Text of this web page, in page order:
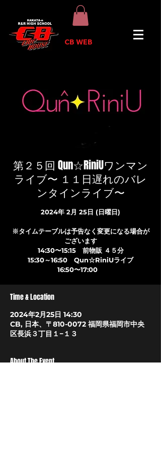
CB WEB
第２５回 Qun☆RiniUワンマン
ライブ〜 １１日遅れのバレ
ンタインライブ〜
2024年 2月 25日 (日曜日)
※タイムテーブルは予告なく変更になる場合が
ございます
14:30〜15:15 前物販 ４５分
15:30～16:50 Qun☆RiniUライブ
16:50〜17:00
Time & Location
2024年2月25日 14:30
CB, 日本、〒810-0072 福岡県福岡市中央
区長浜３丁目１−１３
About The Event